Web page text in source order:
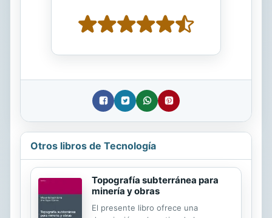
Otros libros de Tecnología
Topografía subterránea para
minería y obras
El presente libro ofrece una